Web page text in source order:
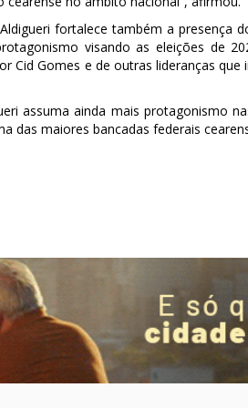
fortalece também a presença
visando as eleições de
Cid Gomes e de outras lideranças
assuma ainda mais protagonismo
das maiores bancadas federais